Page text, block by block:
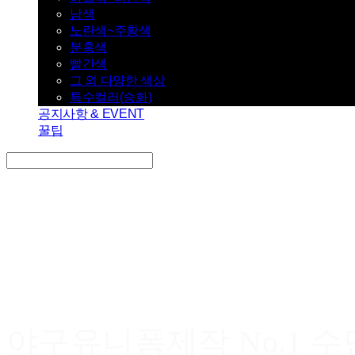
남색
노란색~주황색
분홍색
빨간색
그 외 다양한 색상
특수컬러(승화)
공지사항 & EVENT
꿀팁